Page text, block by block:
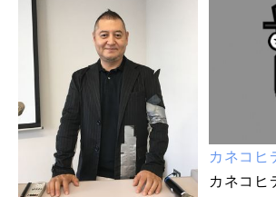
カネコヒ
カネコ